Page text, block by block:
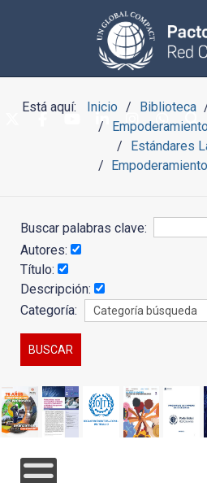
Está aquí: Inicio Biblioteca
Estándares
Buscar palabras clave:
Autores:
Título:
Descripción:
Categoría: